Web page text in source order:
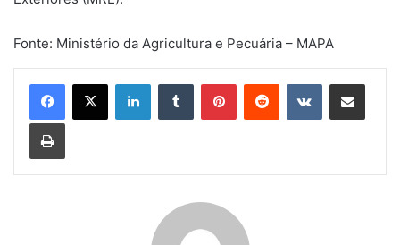
Fonte: Ministério da Agricultura e Pecuária – MAPA
LinkedinTumblr PinterestReddit VK Compartilhar via e-mail
Imprimir